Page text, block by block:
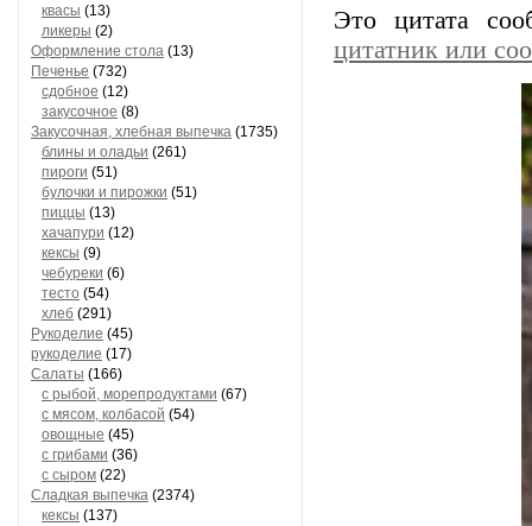
квасы (13)
ликеры (2)
Оформление стола (13)
Печенье (732)
сдобное (12)
закусочное (8)
Закусочная, хлебная выпечка (1735)
блины и оладьи (261)
пироги (51)
булочки и пирожки (51)
пиццы (13)
хачапури (12)
кексы (9)
чебуреки (6)
тесто (54)
хлеб (291)
Рукоделие (45)
рукоделие (17)
Салаты (166)
с рыбой, морепродуктами (67)
с мясом, колбасой (54)
овощные (45)
с грибами (36)
с сыром (22)
Сладкая выпечка (2374)
кексы (137)
Это цитата
цитатник или